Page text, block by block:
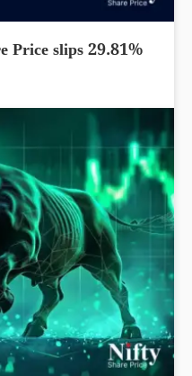
Price slips 29.81%